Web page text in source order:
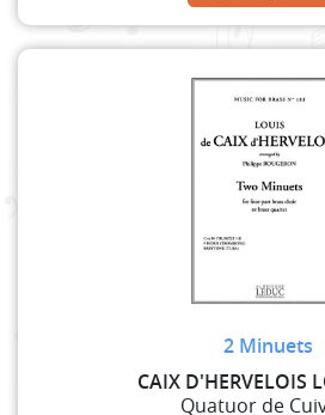
2 Minuets
CAIX D'HERVELOIS
Quatuor de